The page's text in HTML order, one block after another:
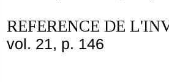
REFERENCE DE
vol. 21, p. 146